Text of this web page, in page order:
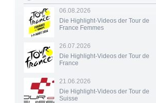
06.08.2026
Die Highlight-Videos der Tour de
France Femmes
26.07.2026
Die Highlight-Videos der Tour de
France
21.06.2026
Die Highlight-Videos der Tour de
Suisse